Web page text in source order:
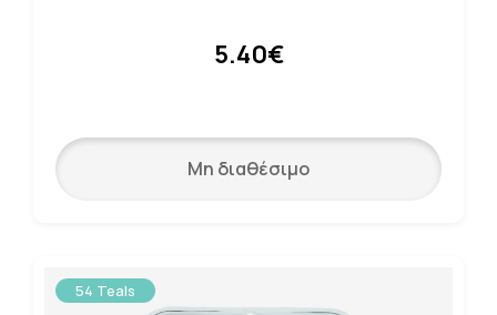
5.40€
Μη διαθέσιμο
54 Teals